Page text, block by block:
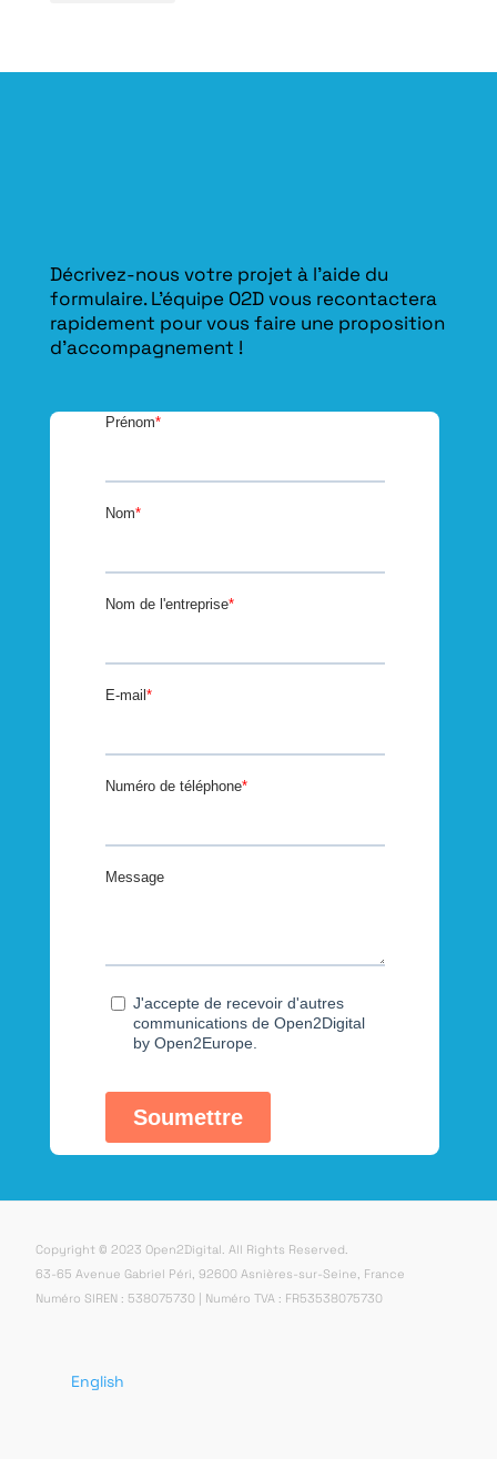
Décrivez-nous votre projet à l’aide du
formulaire. L'équipe O2D vous recontactera
rapidement pour vous faire une proposition
d’accompagnement !
Copyright © 2023 Open2Digital. All Rights Reserved.
63-65 Avenue Gabriel Péri, 92600 Asnières-sur-Seine, France
Numéro SIREN : 538075730 | Numéro TVA : FR53538075730
English